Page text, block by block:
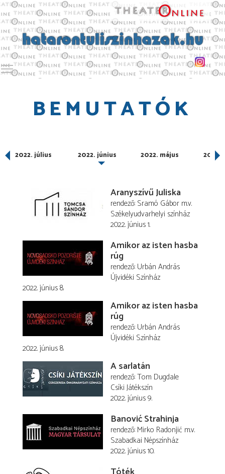
Toggle main menu visibility
BEMUTATÓK
2022. július 2022. június 2022. május 2022.
Aranyszívű Juliska
rendező Sramó Gábor m.v.
Székelyudvarhelyi színház
2022. június 1.
Amikor az isten hasba
rúg
rendező Urbán András
Újvidéki Színház
2022. június 8.
Amikor az isten hasba
rúg
rendező Urbán András
Újvidéki Színház
2022. június 8.
A sarlatán
rendező Tom Dugdale
Csíki Játékszín
2022. június 9.
Banović Strahinja
rendező Mirko Radonjić m.v.
Szabadkai Népszínház
2022. június 10.